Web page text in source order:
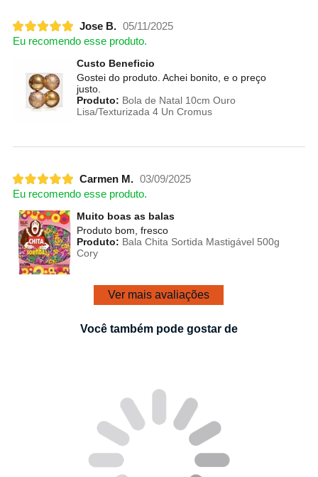
Jose B. 05/11/2025
Eu recomendo esse produto.
Custo Beneficio
Gostei do produto. Achei bonito, e o preço
justo.
Produto: Bola de Natal 10cm Ouro
Lisa/Texturizada 4 Un Cromus
Carmen M. 03/09/2025
Eu recomendo esse produto.
Muito boas as balas
Produto bom, fresco
Produto: Bala Chita Sortida Mastigável 500g
Cory
Ver mais avaliações
Você também pode gostar de